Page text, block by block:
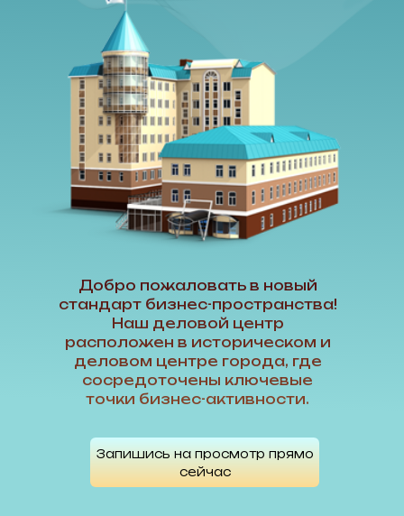
Запишись на просмотр прямо
сейчас
Добро пожаловать в новый
стандарт бизнес-пространства!
Наш деловой центр
расположен в историческом и
деловом центре города, где
сосредоточены ключевые
точки бизнес-активности.